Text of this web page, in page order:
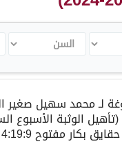
السن
لـمحمد سهيل صغير
(تأهيل الوثبة الأسبوع
حقايق بكارمفتوح4:19:9